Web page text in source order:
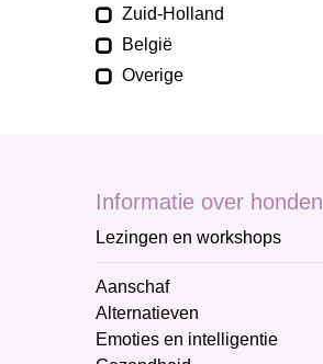
Zuid-Holland
België
Overige
Informatie over honden
Lezingen en workshops
Aanschaf
Alternatieven
Emoties en intelligentie